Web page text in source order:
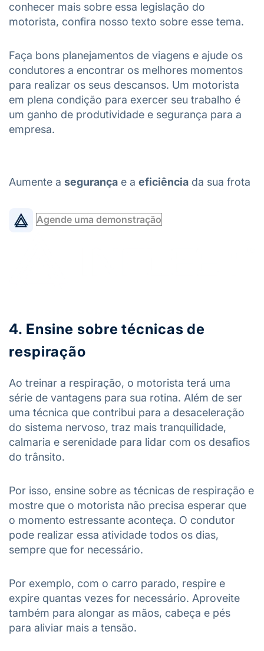
conhecer mais sobre essa legislação do
motorista, confira nosso texto sobre esse tema.
Faça bons planejamentos de viagens e ajude os
condutores a encontrar os melhores momentos
para realizar os seus descansos. Um motorista
em plena condição para exercer seu trabalho é
um ganho de produtividade e segurança para a
empresa.
Aumente a segurança e a eficiência da sua frota
Agende uma demonstração
4. Ensine sobre técnicas de
respiração
Ao treinar a respiração, o motorista terá uma
série de vantagens para sua rotina. Além de ser
uma técnica que contribui para a desaceleração
do sistema nervoso, traz mais tranquilidade,
calmaria e serenidade para lidar com os desafios
do trânsito.
Por isso, ensine sobre as técnicas de respiração e
mostre que o motorista não precisa esperar que
o momento estressante aconteça. O condutor
pode realizar essa atividade todos os dias,
sempre que for necessário.
Por exemplo, com o carro parado, respire e
expire quantas vezes for necessário. Aproveite
também para alongar as mãos, cabeça e pés
para aliviar mais a tensão.